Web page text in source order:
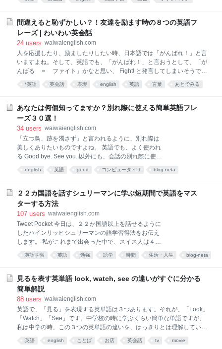
す。 それは、友達のネイティブが言っていた英語のス
ればよいかと思って、「うん、うん」と適当にうなず
いていたところ、「Satoshi、本当に理解してる？今、
僕何て言った？」と聞かれて答えられず、「理解して
れたのです。 そこで今回は、私のように怒られないよ
うに、ネイティブとの英会話で聞き取れないことや分
からないことがあったときに備えてこれさえ覚えてお
けば大丈夫と言う英語フレーズを練習しましょう。 1.
が、大き
間違えると恥ずかしい？！友達を励ます時の８つの英語フ
レーズ | わいわい英会話
24 users waiwaienglish.com
人を応援したり、励ましたりしたい時、日本語では「がんばれ！」と言
いますよね。そして、英語でも、「がんばれ！」と言おうとして、「が
んばる ＝ ファイト」かなと思い、 Fight! と発言してしまいそうで
す。 しかし、Fight!!と言うと、英語では、「けんかしろ」と言う意味に
なってしまうので要注意です。 それに、Do your best. 「ベストを尽く
いと不愉快に感じるネイティブも多いようです。そんな恥ずかしい間違
いはしたくありませんよね。 ですので、英語では「がんばれ」と言うよ
りも、「その調子」とか「元気出して」のように、声をかけてあげるこ
で、そちらを今回はマスターしましょう。 ８種類の「がんばれ！」の言
い方 本日は、８種類の「がんばれ」の表現方法と、それぞれの
*英語 英会話 表現 english 英語 言葉 あとでみる
あなたは何個知ってますか？別れ際に使える簡単英語フレ
ーズ３０選！
34 users waiwaienglish.com
「立つ鳥、跡を濁さず」と言われるように、別れ際は
美しくありたいものですよね。 英語でも、よく使われ
る Good bye. See you. 以外にも、会話の別れ際に使え
るたくさんの英語フレーズがあります。今回はそちら
を覚えましょう。 Good bye. を使った英語表現 ～さ
ら。 元々は、God be with you. の短縮形で、Godbwye
という言葉が語源です。言葉の通り、「あなたに神の
ご加護がありますように」と言う意味で使われていま
があったことと、「Good morning」や「Good night」
など他の挨拶の言葉と合わせようとしたことから、17
世紀から「God」が「Good」に変わったそうです。日
本では明治中期から用いられるようになったとのこと
english 英語 good コンピュータ・IT blog-neta
２２カ国語を話すシュリーマンに学ぶ短期間で英語をマス
ターする方法
107 users waiwaienglish.com
Tweet Pocket 今日は、２２か国語以上を話せるように
したハインリッヒシュリーマンの語学習得法をお伝え
します。 私がこれまで出会った中で、スイス人は４か
国語が公用語(ドイツ語・フランス語・イタリア語・ロ
マンシュ語)のため、４か国語を話していたことに驚き
前に存在していたことがわかったので、びっくりしま
した。 今回はその人の語学習得法について紹介しま
す。 ハインリッヒシュリーマンとは？ ２２か国語を話
８２２年１月６日生まれ。考古学者で、実業家。職を
転々としながらも商才を発揮し、アムステルダムで貿
易商になり、モスクワのインディゴ(藍色染料)の商売
で成功し、ペテルスブルグで独立して商館を開き、ゴ
英語学習 英語 勉強 語学 時間 生活・人生 blog-neta
見るを表す英単語 look, watch, see の違いがすぐに分かる
簡単解説
88 users waiwaienglish.com
英語で、「見る」を表現する英単語は３つあります。それが、「Look」
「Watch」「See」です。中学校の時に学ぶくらい簡単な単語ですが、
私は中学の時、この３つの英単語の違いを、はっきりとは理解していま
せんでした。 「テレビを見る」は watch TVなのに、なぜ「映画を見
る」は see a movieなのか？ 丁度、私の生徒さんも、同じように迷って
英語 english ことば お店 英会話 tv movie